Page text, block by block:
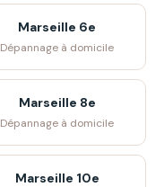
Marseille 6e
Dépannage à domicile
Marseille 8e
Dépannage à domicile
Marseille 10e